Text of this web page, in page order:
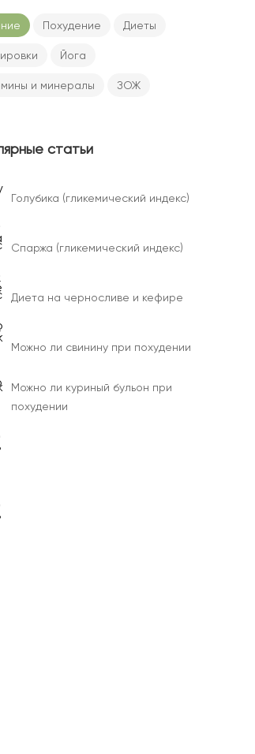
Похудение Диеты
Йога
и минералы ЗОЖ
статьи
Голубика (гликемический индекс)
Спаржа (гликемический индекс)
Диета на черносливе и кефире
Можно ли свинину при похудении
Можно ли куриный бульон при
похудении